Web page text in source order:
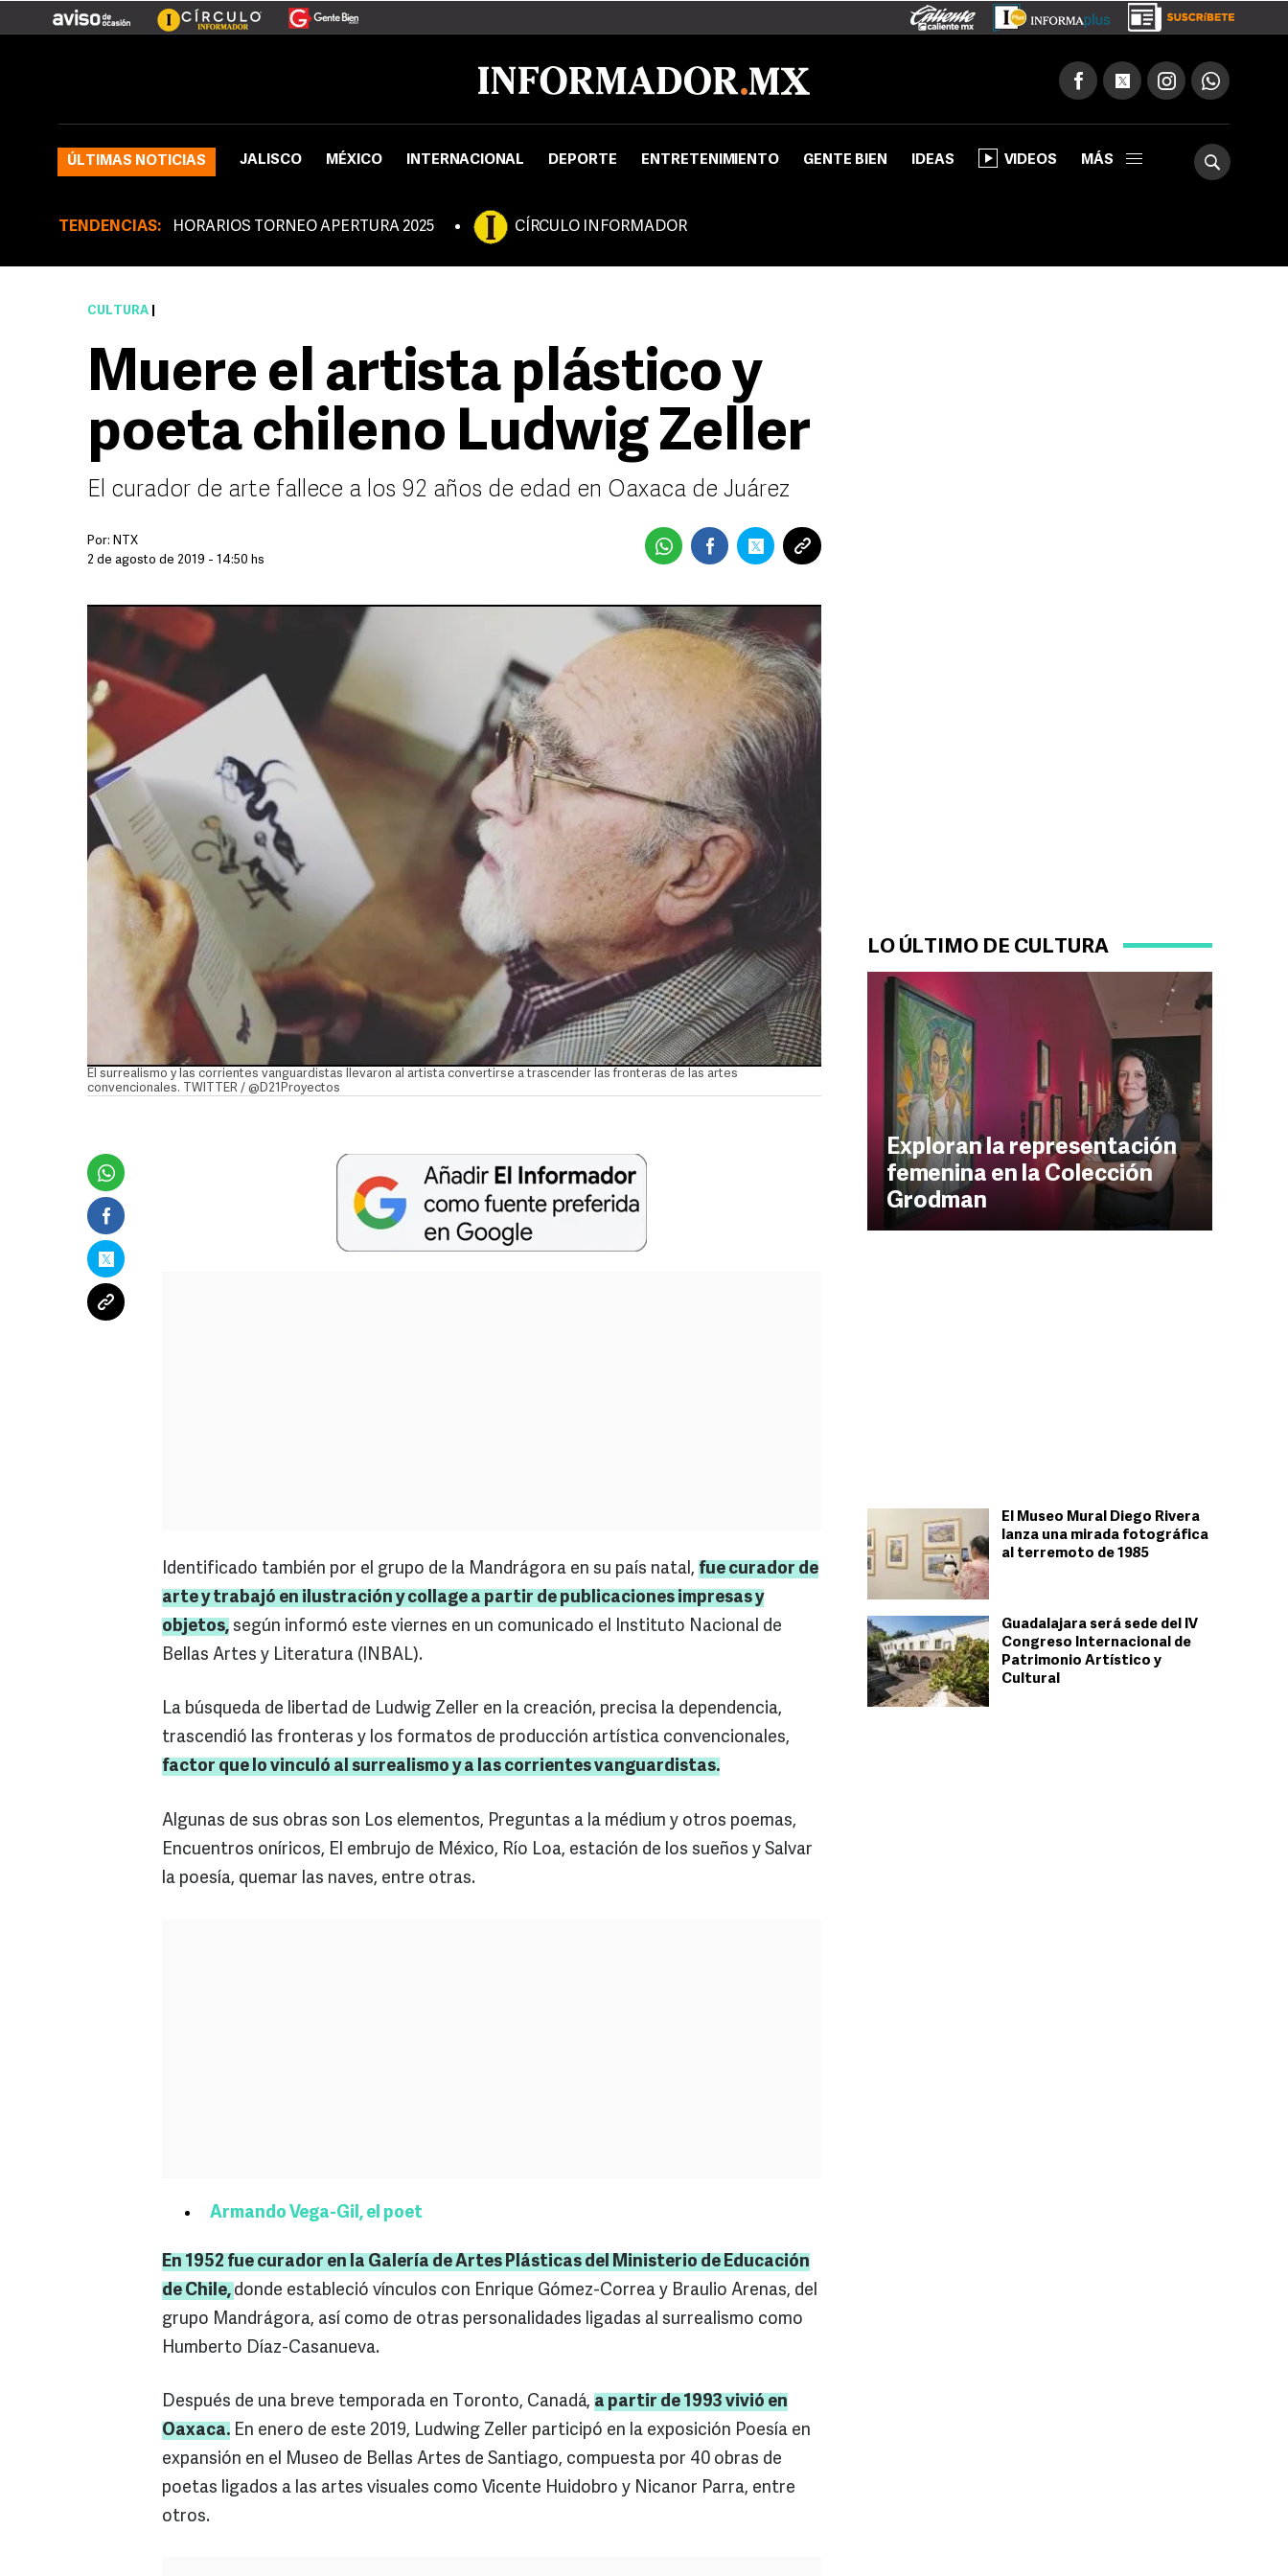
ÚLTIMAS NOTICIAS JALISCO MÉXICO INTERNACIONAL DEPORTE ENTRETENIMIENTO GENTE BIEN IDEAS VIDEOS MÁS
TENDENCIAS: HORARIOS TORNEO APERTURA 2025 CÍRCULO INFORMADOR
LO ÚLTIMO DE CULTURA
Exploran la representación
femenina en la Colección
Grodman
El Museo Mural Diego Rivera
lanza una mirada fotográfica
al terremoto de 1985
Guadalajara será sede del IV
Congreso Internacional de
Patrimonio Artístico y
Cultural
CULTURA
Muere el artista plástico y
poeta chileno Ludwig Zeller
El curador de arte fallece a los 92 años de edad en Oaxaca de Juárez
Por: NTX
2 de agosto de 2019 - 14:50 hs
El surrealismo y las corrientes vanguardistas llevaron al artista convertirse a trascender las fronteras de las artes
convencionales. TWITTER / @D21Proyectos
Identificado también por el grupo de la Mandrágora en su país natal, fue curador de
arte y trabajó en ilustración y collage a partir de publicaciones impresas y
objetos, según informó este viernes en un comunicado el Instituto Nacional de
Bellas Artes y Literatura (INBAL).
La búsqueda de libertad de Ludwig Zeller en la creación, precisa la dependencia,
trascendió las fronteras y los formatos de producción artística convencionales,
factor que lo vinculó al surrealismo y a las corrientes vanguardistas.
Algunas de sus obras son Los elementos, Preguntas a la médium y otros poemas,
Encuentros oníricos, El embrujo de México, Río Loa, estación de los sueños y Salvar
la poesía, quemar las naves, entre otras.
Armando Vega-Gil, el poet
En 1952 fue curador en la Galería de Artes Plásticas del Ministerio de Educación
de Chile, donde estableció vínculos con Enrique Gómez-Correa y Braulio Arenas, del
grupo Mandrágora, así como de otras personalidades ligadas al surrealismo como
Humberto Díaz-Casanueva.
Después de una breve temporada en Toronto, Canadá, a partir de 1993 vivió en
Oaxaca. En enero de este 2019, Ludwing Zeller participó en la exposición Poesía en
expansión en el Museo de Bellas Artes de Santiago, compuesta por 40 obras de
poetas ligados a las artes visuales como Vicente Huidobro y Nicanor Parra, entre
otros.